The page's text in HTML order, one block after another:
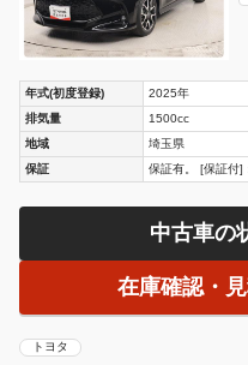
年式(初度登録) 2025年
排気量
1500cc
地域
埼玉県
保証
保証有。 [保証付]
中古車の
在庫確認・
トヨタ